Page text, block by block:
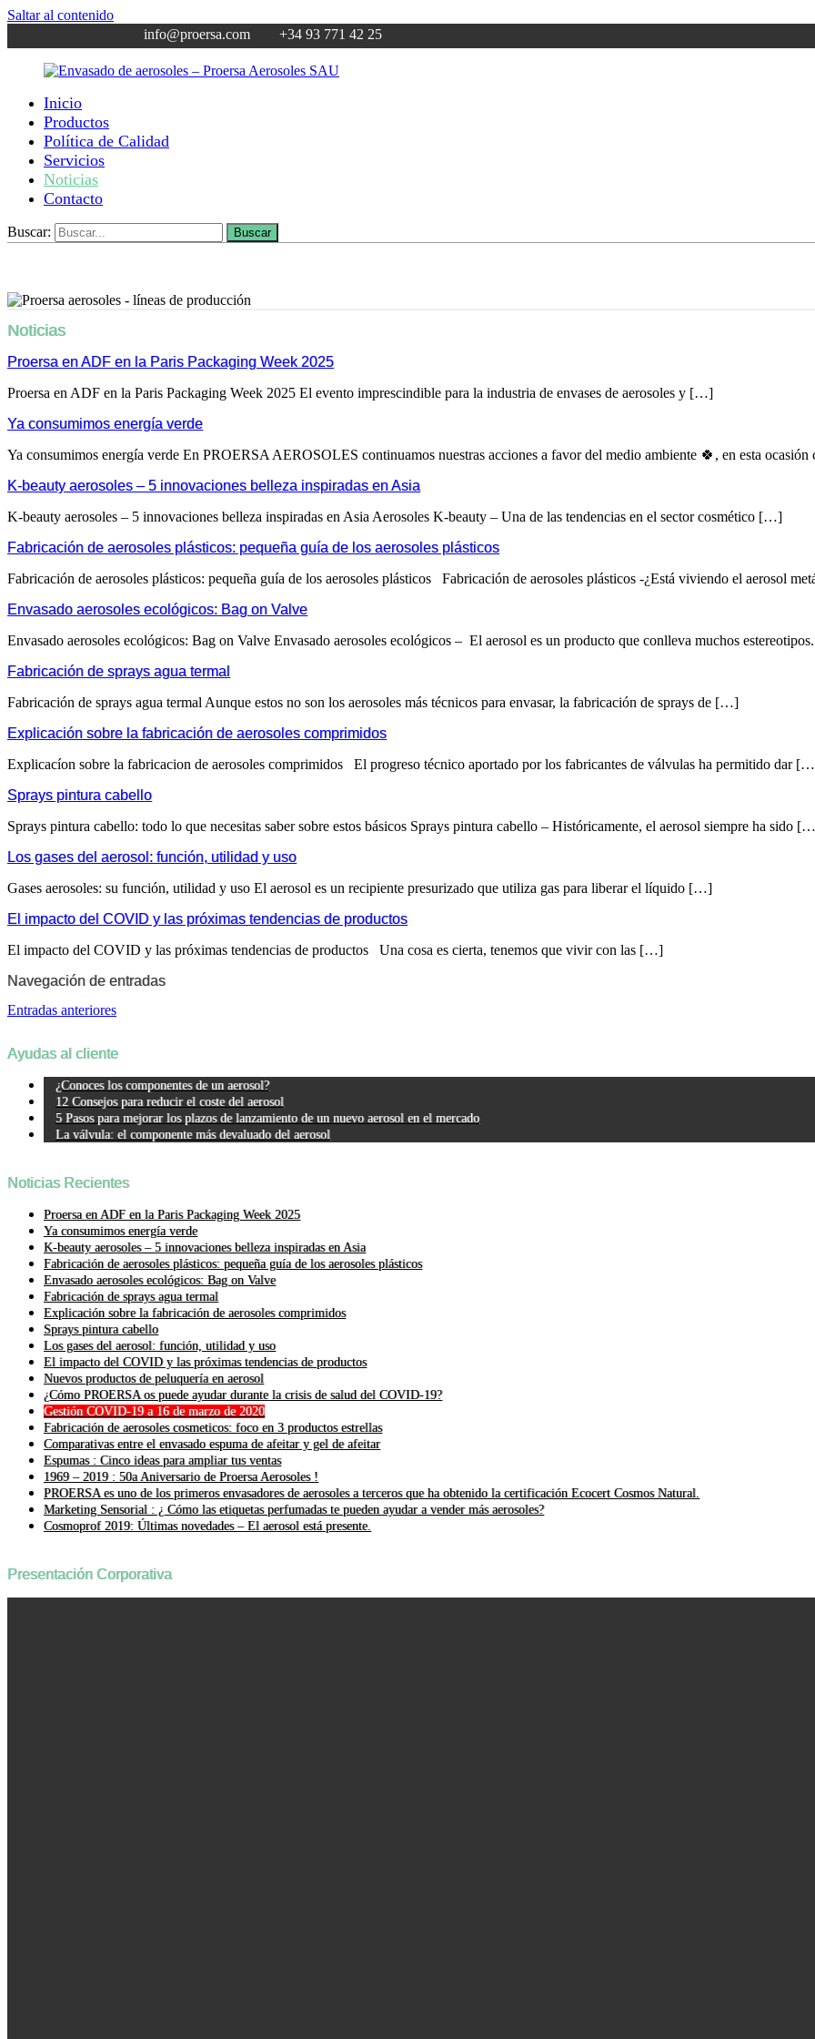
Saltar al contenido
info@proersa.com +34 93 771 42 25
Envasado
aerosoles
Proersa
Aerosoles
Fabricante
aerosoles
desde
1969
Inicio
Productos
Política de Calidad
Servicios
Noticias
Contacto
Buscar: Buscar
Noticias
Proersa en ADF en la Paris Packaging Week 2025
Proersa en ADF en la Paris Packaging Week 2025 El evento imprescindible para la industria de envases de aerosoles y […]
Ya consumimos energía verde
Ya consumimos energía verde En PROERSA AEROSOLES continuamos nuestras acciones a favor del medio ambiente 🍀, en esta
K-beauty aerosoles – 5 innovaciones belleza inspiradas en Asia
K-beauty aerosoles – 5 innovaciones belleza inspiradas en Asia Aerosoles K-beauty – Una de las tendencias en el sector cosmético […]
Fabricación de aerosoles plásticos: pequeña guía de los aerosoles plásticos
Fabricación de aerosoles plásticos: pequeña guía de los aerosoles plásticos Fabricación de aerosoles plásticos -¿Está viviendo el aerosol
Envasado aerosoles ecológicos: Bag on Valve
Envasado aerosoles ecológicos: Bag on Valve Envasado aerosoles ecológicos – El aerosol es un producto que conlleva muchos
Fabricación de sprays agua termal
Fabricación de sprays agua termal Aunque estos no son los aerosoles más técnicos para envasar, la fabricación de sprays de […]
Explicación sobre la fabricación de aerosoles comprimidos
Explicacíon sobre la fabricacion de aerosoles comprimidos El progreso técnico aportado por los fabricantes de válvulas ha permitido dar
Sprays pintura cabello
Sprays pintura cabello: todo lo que necesitas saber sobre estos básicos Sprays pintura cabello – Históricamente, el aerosol siempre ha sido
Los gases del aerosol: función, utilidad y uso
Gases aerosoles: su función, utilidad y uso El aerosol es un recipiente presurizado que utiliza gas para liberar el líquido […]
El impacto del COVID y las próximas tendencias de productos
El impacto del COVID y las próximas tendencias de productos Una cosa es cierta, tenemos que vivir con las […]
Navegación de entradas
Entradas anteriores
Ayudas al cliente
¿Conoces los componentes de un aerosol?
12 Consejos para reducir el coste del aerosol
5 Pasos para mejorar los plazos de lanzamiento de un nuevo aerosol en el mercado
La válvula: el componente más devaluado del aerosol
Noticias Recientes
Proersa en ADF en la Paris Packaging Week 2025
Ya consumimos energía verde
K-beauty aerosoles – 5 innovaciones belleza inspiradas en Asia
Fabricación de aerosoles plásticos: pequeña guía de los aerosoles plásticos
Envasado aerosoles ecológicos: Bag on Valve
Fabricación de sprays agua termal
Explicación sobre la fabricación de aerosoles comprimidos
Sprays pintura cabello
Los gases del aerosol: función, utilidad y uso
El impacto del COVID y las próximas tendencias de productos
Nuevos productos de peluquería en aerosol
¿Cómo PROERSA os puede ayudar durante la crisis de salud del COVID-19?
Gestión COVID-19 a 16 de marzo de 2020
Fabricación de aerosoles cosmeticos: foco en 3 productos estrellas
Comparativas entre el envasado espuma de afeitar y gel de afeitar
Espumas : Cinco ideas para ampliar tus ventas
1969 – 2019 : 50a Aniversario de Proersa Aerosoles !
PROERSA es uno de los primeros envasadores de aerosoles a terceros que ha obtenido la certificación Ecocert Cosmos Natural.
Marketing Sensorial : ¿ Cómo las etiquetas perfumadas te pueden ayudar a vender más aerosoles?
Cosmoprof 2019: Últimas novedades – El aerosol está presente.
Presentación Corporativa